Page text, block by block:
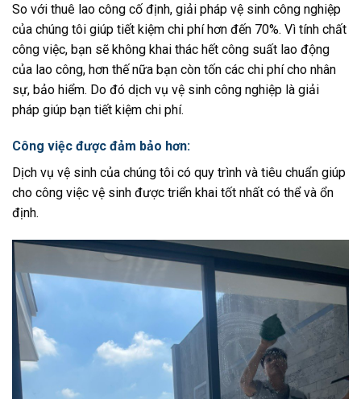
So với thuê lao công cố định, giải pháp vệ sinh công nghiệp
của chúng tôi giúp tiết kiệm chi phí hơn đến 70%. Vì tính chất
công việc, bạn sẽ không khai thác hết công suất lao động
của lao công, hơn thế nữa bạn còn tốn các chi phí cho nhân
sự, bảo hiểm. Do đó dịch vụ vệ sinh công nghiệp là giải
pháp giúp bạn tiết kiệm chi phí.
Công việc được đảm bảo hơn:
Dịch vụ vệ sinh của chúng tôi có quy trình và tiêu chuẩn giúp
cho công việc vệ sinh được triển khai tốt nhất có thể và ổn
định.